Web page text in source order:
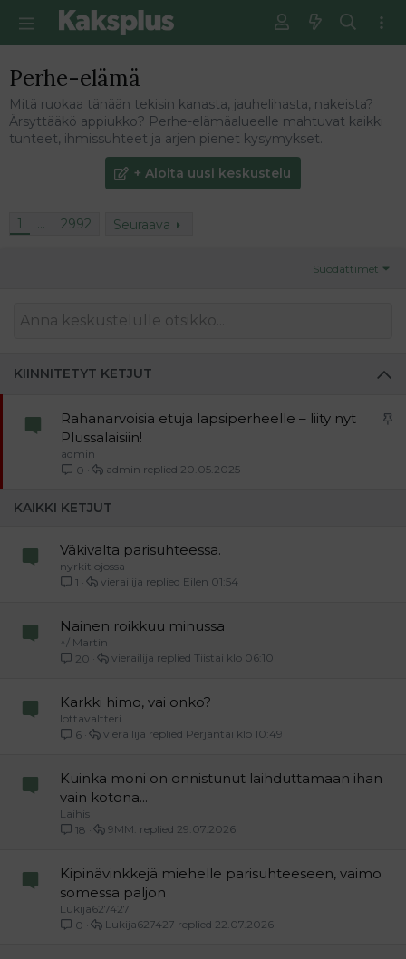
Perhe-elämä
Mitä ruokaa tänään tekisin kanasta, jauhelihasta, nakeista?
Ärsyttääkö appiukko? Perhe-elämäalueelle mahtuvat kaikki
tunteet, ihmissuhteet ja arjen pienet kysymykset.
+ Aloita uusi keskustelu
1 … 2992 Seuraava
Suodattimet
KIINNITETYT KETJUT
K
Rahanarvoisia etuja lapsiperheelle – liity nyt
Plussalaisiin!
admin
0
20.05.2025
admin
KAIKKI KETJUT
Väkivalta parisuhteessa.
nyrkit ojossa
1
Eilen 01:54
vierailija
Nainen roikkuu minussa
^/ Martin
20
Tiistai klo 06:10
vierailija
Karkki himo, vai onko?
lottavaltteri
6
Perjantai klo 10:49
vierailija
Kuinka moni on onnistunut laihduttamaan ihan
vain kotona...
Laihis
18
29.07.2026
9MM.
Kipinävinkkejä miehelle parisuhteeseen, vaimo
somessa paljon
Lukija627427
0
22.07.2026
Lukija627427